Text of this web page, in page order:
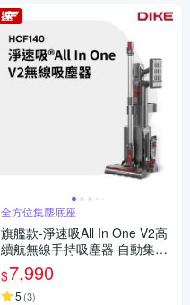
全方位集塵底座
旗艦款-淨速吸All In One V2高
續航無線手持吸塵器 自動集塵-
吸塵/除蹣/洗地(含除蹣刷頭/洗
地刷頭)
$7,990
5 (3)